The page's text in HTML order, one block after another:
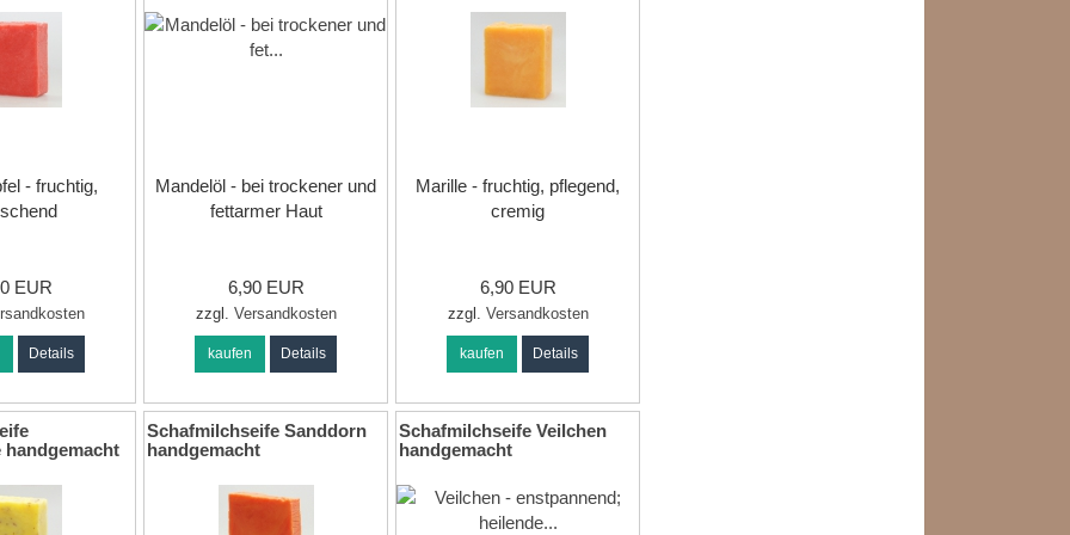
- fruchtig,
EUR
Details
Mandelöl - bei trockener und
fettarmer Haut
6,90 EUR
zzgl. Versandkosten
kaufen Details
Marille - fruchtig, pflegend,
cremig
6,90 EUR
zzgl. Versandkosten
kaufen Details
Schafmilchseife Sanddorn
handgemacht
Schafmilchseife Veilchen
handgemacht